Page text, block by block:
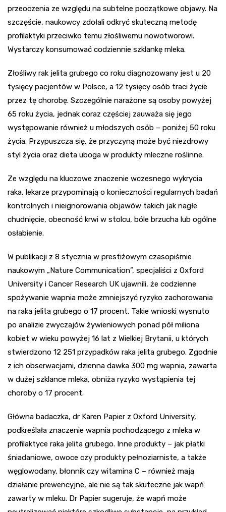
przeoczenia ze względu na subtelne początkowe objawy. Na
szczęście, naukowcy zdołali odkryć skuteczną metodę
profilaktyki przeciwko temu złośliwemu nowotworowi.
Wystarczy konsumować codziennie szklankę mleka.
Złośliwy rak jelita grubego co roku diagnozowany jest u 20
tysięcy pacjentów w Polsce, a 12 tysięcy osób traci życie
przez tę chorobę. Szczególnie narażone są osoby powyżej
65 roku życia, jednak coraz częściej zauważa się jego
występowanie również u młodszych osób – poniżej 50 roku
życia. Przypuszcza się, że przyczyną może być niezdrowy
styl życia oraz dieta uboga w produkty mleczne roślinne.
Ze względu na kluczowe znaczenie wczesnego wykrycia
raka, lekarze przypominają o konieczności regularnych badań
kontrolnych i nieignorowania objawów takich jak nagłe
chudnięcie, obecność krwi w stolcu, bóle brzucha lub ogólne
osłabienie.
W publikacji z 8 stycznia w prestiżowym czasopiśmie
naukowym „Nature Communication”, specjaliści z Oxford
University i Cancer Research UK ujawnili, że codzienne
spożywanie wapnia może zmniejszyć ryzyko zachorowania
na raka jelita grubego o 17 procent. Takie wnioski wysnuto
po analizie zwyczajów żywieniowych ponad pół miliona
kobiet w wieku powyżej 16 lat z Wielkiej Brytanii, u których
stwierdzono 12 251 przypadków raka jelita grubego. Zgodnie
z ich obserwacjami, dzienna dawka 300 mg wapnia, zawarta
w dużej szklance mleka, obniża ryzyko wystąpienia tej
choroby o 17 procent.
Główna badaczka, dr Karen Papier z Oxford University,
podkreślała znaczenie wapnia pochodzącego z mleka w
profilaktyce raka jelita grubego. Inne produkty – jak płatki
śniadaniowe, owoce czy produkty pełnoziarniste, a także
węglowodany, błonnik czy witamina C – również mają
działanie prewencyjne, ale nie są tak skuteczne jak wapń
zawarty w mleku. Dr Papier sugeruje, że wapń może